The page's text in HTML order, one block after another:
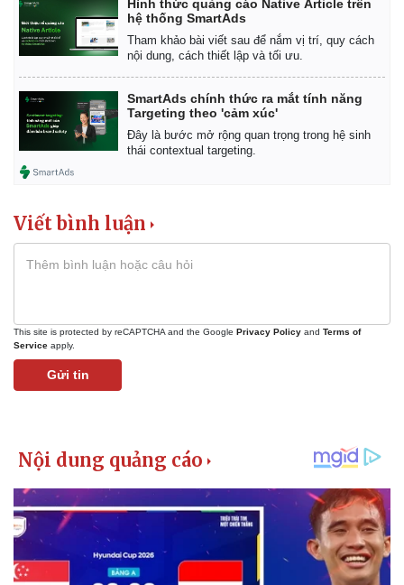
Hình thức quảng cáo Native Article trên
hệ thống SmartAds
Tham khảo bài viết sau để nắm vị trí, quy cách
nội dung, cách thiết lập và tối ưu.
SmartAds chính thức ra mắt tính năng
Targeting theo 'cảm xúc'
Đây là bước mở rộng quan trọng trong hệ sinh
thái contextual targeting.
Viết bình luận
This site is protected by reCAPTCHA and the Google Privacy Policy and Terms of
Service apply.
Gửi tin